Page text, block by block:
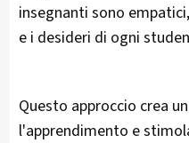
insegnanti sono
e i desideri di ogni
Questo approccio crea
l'apprendimento e